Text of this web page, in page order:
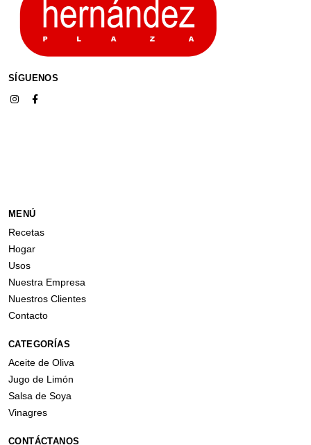
SÍGUENOS
MENÚ
Recetas
Hogar
Usos
Nuestra Empresa
Nuestros Clientes
Contacto
CATEGORÍAS
Aceite de Oliva
Jugo de Limón
Salsa de Soya
Vinagres
CONTÁCTANOS